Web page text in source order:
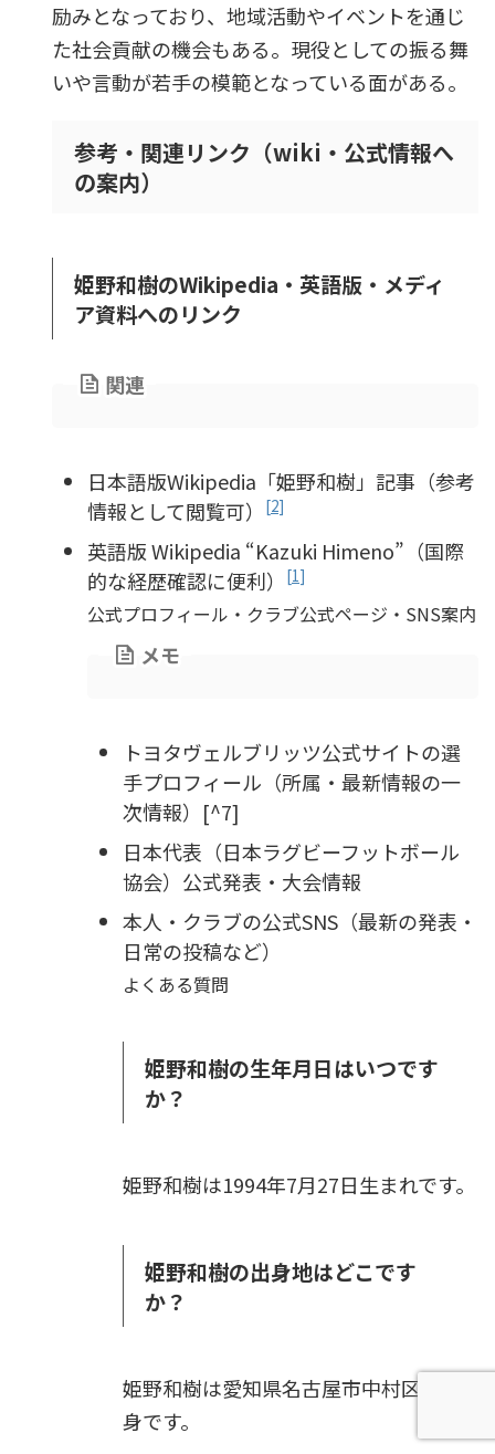
励みとなっており、地域活動やイベントを通じ
た社会貢献の機会もある。現役としての振る舞
いや言動が若手の模範となっている面がある。
参考・関連リンク（wiki・公式情報へ
の案内）
姫野和樹のWikipedia・英語版・メディ
ア資料へのリンク
関連
日本語版Wikipedia「姫野和樹」記事（参考
情報として閲覧可）
[2]
英語版 Wikipedia “Kazuki Himeno”（国際
的な経歴確認に便利）
[1]
公式プロフィール・クラブ公式ページ・SNS案内
メモ
トヨタヴェルブリッツ公式サイトの選
手プロフィール（所属・最新情報の一
次情報）[^7]
日本代表（日本ラグビーフットボール
協会）公式発表・大会情報
本人・クラブの公式SNS（最新の発表・
日常の投稿など）
よくある質問
姫野和樹の生年月日はいつです
か？
姫野和樹は1994年7月27日生まれです。
姫野和樹の出身地はどこです
か？
姫野和樹は愛知県名古屋市中村区の出
身です。